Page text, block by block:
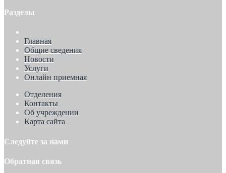
Разделы
Главная
Общие сведения
Новости
Услуги
Онлайн приемная
Отделения
Контакты
Об учреждении
Карта сайта
Следуйте за нами
Обратная связь